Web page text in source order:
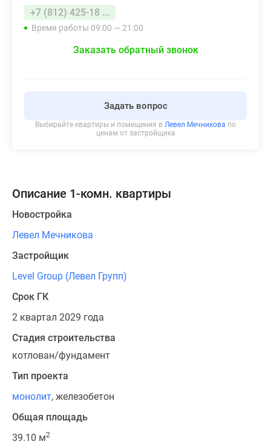
+7 (812) 425-18 ...
Время работы 09:00 — 21:00
Заказать обратный звонок
Задать вопрос
Выбирайте квартиры и помещения в Левел Мечникова по
ценам от застройщика
Описание 1-комн. квартиры
Новостройка
Левел Мечникова
Застройщик
Level Group (Левел Групп)
Срок ГК
2 квартал 2029 года
Стадия строительства
котлован/фундамент
Тип проекта
монолит, железобетон
Общая площадь
39.10 м2